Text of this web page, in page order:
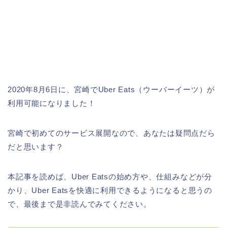
2020年8月6日に、宮崎でUber Eats（ウーバーイーツ）が
利用可能になりました！
宮崎で初めてのサービス展開なので、あなたは疑問点だら
だと思います？
本記事を読めば、Uber Eatsの始め方や、仕組みなどが分
かり、Uber Eatsを快適に利用できるようになると思うの
で、最後まで是非読んでみてください。